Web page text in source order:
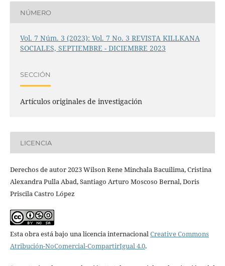
NÚMERO
Vol. 7 Núm. 3 (2023): Vol. 7 No. 3 REVISTA KILLKANA
SOCIALES, SEPTIEMBRE - DICIEMBRE 2023
SECCIÓN
Artículos originales de investigación
LICENCIA
Derechos de autor 2023 Wilson Rene Minchala Bacuilima, Cristina
Alexandra Pulla Abad, Santiago Arturo Moscoso Bernal, Doris
Priscila Castro López
Esta obra está bajo una licencia internacionalCreative Commons
Atribución-NoComercial-CompartirIgual 4.0.